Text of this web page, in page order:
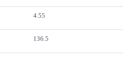
4.55
136.5